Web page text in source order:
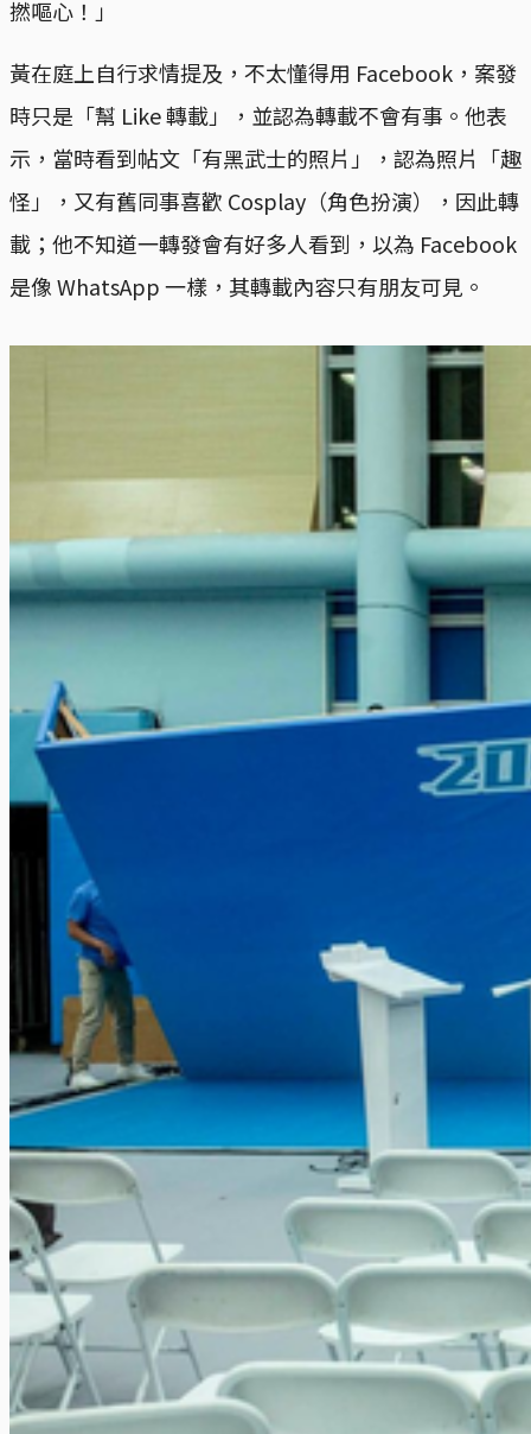
撚嘔心！」
黃在庭上自行求情提及，不太懂得用 Facebook，案發
時只是「幫 Like 轉載」，並認為轉載不會有事。他表
示，當時看到帖文「有黑武士的照片」，認為照片「趣
怪」，又有舊同事喜歡 Cosplay（角色扮演），因此轉
載；他不知道一轉發會有好多人看到，以為 Facebook
是像 WhatsApp 一樣，其轉載內容只有朋友可見。